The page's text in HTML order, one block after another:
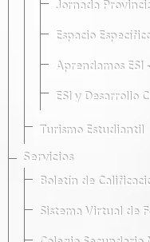
Jornada
Espacio
Aprendamos
ESI y Desarrollo
Turismo Estudiantil
Servicios
Boletín de
Sistema Virtual de